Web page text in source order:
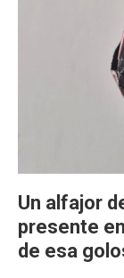
Un alfajor
presente
de esa